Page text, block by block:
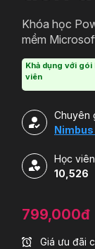
Khóa học
mềm
và phân tích
nghiệp.
Khả dụng với gói
viên
Chuyên
Học
10,526
799,000đ
Giá ưu đãi